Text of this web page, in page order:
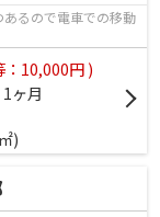
るので電車での移動
10,000円 )
1ヶ月
)